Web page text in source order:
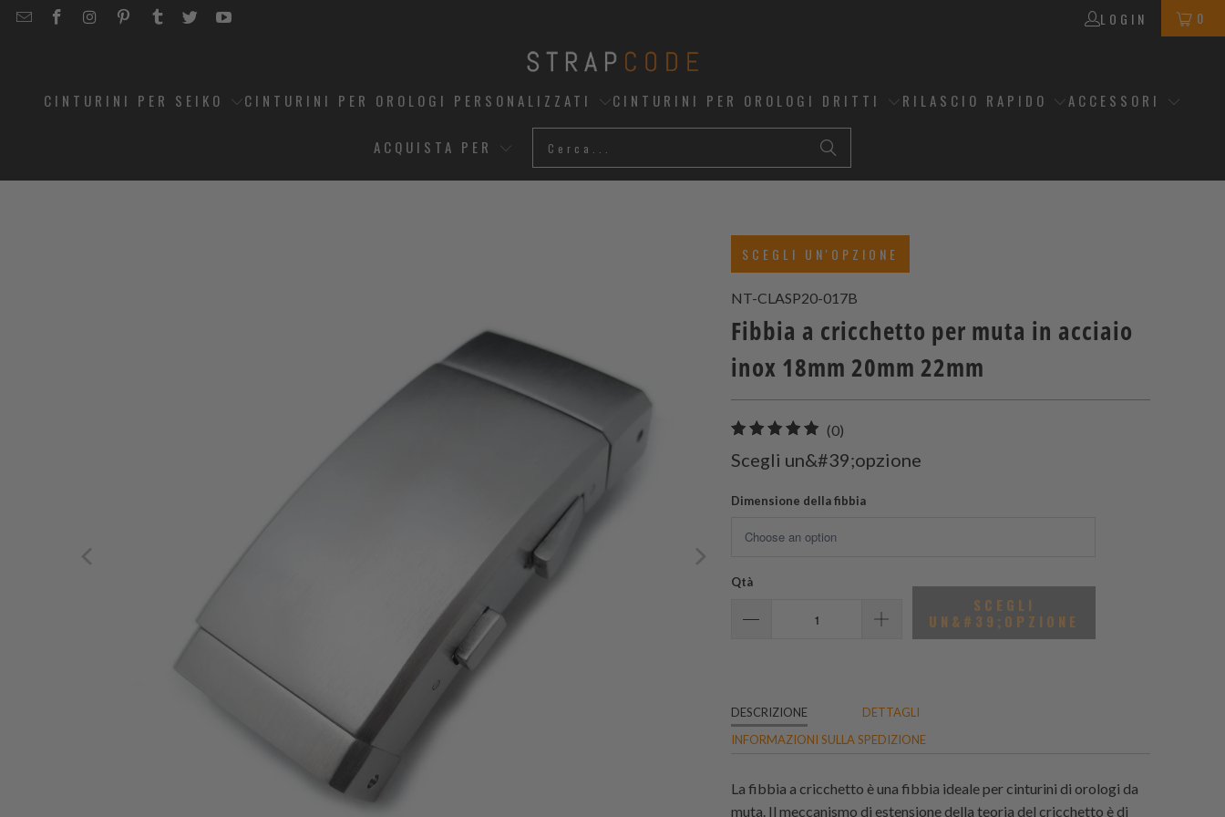
EMAILSTRAPCODE
STRAPCODE
STRAPCODE
STRAPCODE
STRAPCODE
STRAPCODE
LOGIN 0
CINTURINI PER SEIKO CINTURINI PER OROLOGI PERSONALIZZATI CINTURINI PER OROLOGI DRITTI RILASCIO RAPIDO ACCESSORI
ACQUISTA PER
SCEGLI UN'OPZIONE
NT-CLASP20-017B
Fibbia a cricchetto per muta in acciaio
inox 18mm 20mm 22mm
(0)
recensioni
totali
Scegli un&#39;opzione
Dimensione della fibbia
Qtà
SCEGLI
UN&#39;OPZIONE
DESCRIZIONE
DETTAGLI
INFORMAZIONI SULLA SPEDIZIONE
La fibbia a cricchetto è una fibbia ideale per cinturini di orologi da
muta. Il meccanismo di estensione della teoria del cricchetto è di